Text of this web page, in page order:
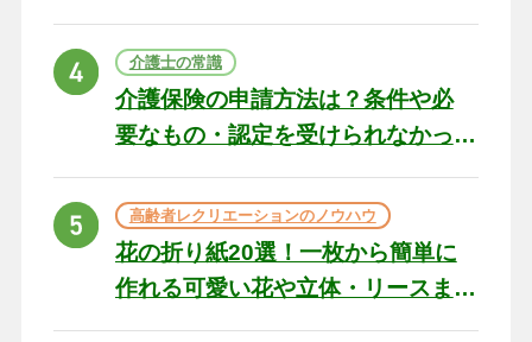
ト
介護士の常識
介護保険の申請方法は？条件や必
要なもの・認定を受けられなかっ
高齢者レクリエーションのノウハウ
花の折り紙20選！一枚から簡単に
作れる可愛い花や立体・リースま